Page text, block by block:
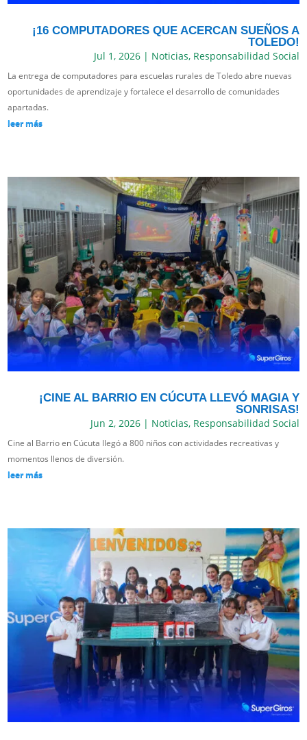
¡16 COMPUTADORES QUE ACERCAN SUEÑOS A
TOLEDO!
Jul 1, 2026| Noticias, Responsabilidad Social
La entrega de computadores para escuelas rurales de Toledo abre nuevas
oportunidades de aprendizaje y fortalece el desarrollo de comunidades
apartadas.
leer más
¡CINE AL BARRIO EN CÚCUTA LLEVÓ MAGIA Y
SONRISAS!
Jun 2, 2026| Noticias, Responsabilidad Social
Cine al Barrio en Cúcuta llegó a 800 niños con actividades recreativas y
momentos llenos de diversión.
leer más